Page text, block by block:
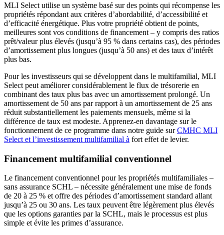
MLI Select utilise un système basé sur des points qui récompense les
propriétés répondant aux critères d’abordabilité, d’accessibilité et
d’efficacité énergétique. Plus votre propriété obtient de points,
meilleures sont vos conditions de financement – y compris des ratios
prêt/valeur plus élevés (jusqu’à 95 % dans certains cas), des périodes
d’amortissement plus longues (jusqu’à 50 ans) et des taux d’intérêt
plus bas.
Pour les investisseurs qui se développent dans le multifamilial, MLI
Select peut améliorer considérablement le flux de trésorerie en
combinant des taux plus bas avec un amortissement prolongé. Un
amortissement de 50 ans par rapport à un amortissement de 25 ans
réduit substantiellement les paiements mensuels, même si la
différence de taux est modeste. Apprenez-en davantage sur le
fonctionnement de ce programme dans notre guide surCMHC MLI
Select et l’investissement multifamilial à fort effet de levier.
Financement multifamilial conventionnel
Le financement conventionnel pour les propriétés multifamiliales –
sans assurance SCHL – nécessite généralement une mise de fonds
de 20 à 25 % et offre des périodes d’amortissement standard allant
jusqu’à 25 ou 30 ans. Les taux peuvent être légèrement plus élevés
que les options garanties par la SCHL, mais le processus est plus
simple et évite les primes d’assurance.